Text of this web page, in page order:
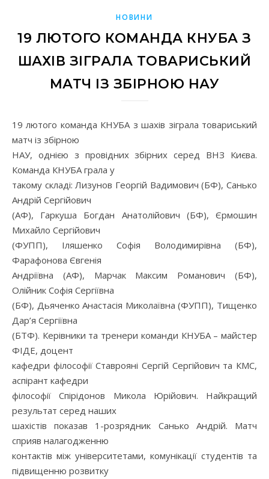
НОВИНИ
19 ЛЮТОГО КОМАНДА КНУБА З
ШАХІВ ЗІГРАЛА ТОВАРИСЬКИЙ
МАТЧ ІЗ ЗБІРНОЮ НАУ
19 лютого команда КНУБА з шахів зіграла товариський
матч із збірною
НАУ, однією з провідних збірних серед ВНЗ Києва.
Команда КНУБА грала у
такому складі: Лизунов Георгій Вадимович (БФ), Санько
Андрій Сергійович
(АФ), Гаркуша Богдан Анатолійович (БФ), Єрмошин
Михайло Сергійович
(ФУПП), Іляшенко Софія Володимирівна (БФ),
Фарафонова Євгенія
Андріївна (АФ), Марчак Максим Романович (БФ),
Олійник Софія Сергіївна
(БФ), Дьяченко Анастасія Миколаївна (ФУПП), Тищенко
Дар’я Сергіївна
(БТФ). Керівники та тренери команди КНУБА – майстер
ФІДЕ, доцент
кафедри філософії Ставрояні Сергій Сергійович та КМС,
аспірант кафедри
філософії Спірідонов Микола Юрійович. Найкращий
результат серед наших
шахістів показав 1-розрядник Санько Андрій. Матч
сприяв налагодженню
контактів між університетами, комунікації студентів та
підвищенню розвитку